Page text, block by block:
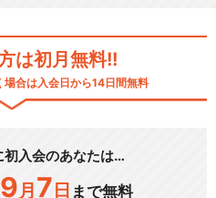
は初月無料!!
合は入会日から14日間無料
入会のあなたは…
9 月 7 日 まで無料